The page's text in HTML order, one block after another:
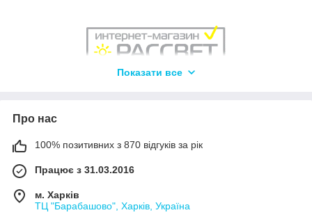
Показати все
Про нас
100% позитивних з 870 відгуків за рік
Працює з 31.03.2016
м. Харків
ТЦ "Барабашово", Харків, Україна